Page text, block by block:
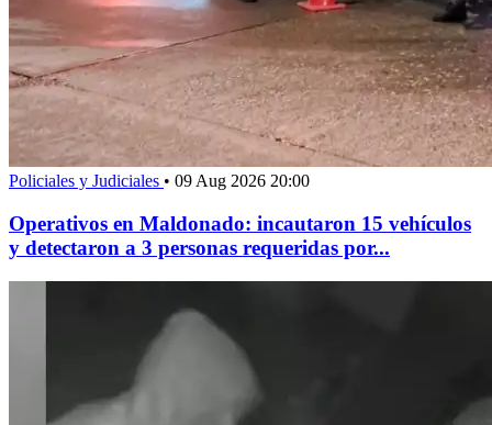
Policiales y Judiciales • 09 Aug 2026 20:00
Operativos en Maldonado: incautaron 15 vehículos
y detectaron a 3 personas requeridas por...